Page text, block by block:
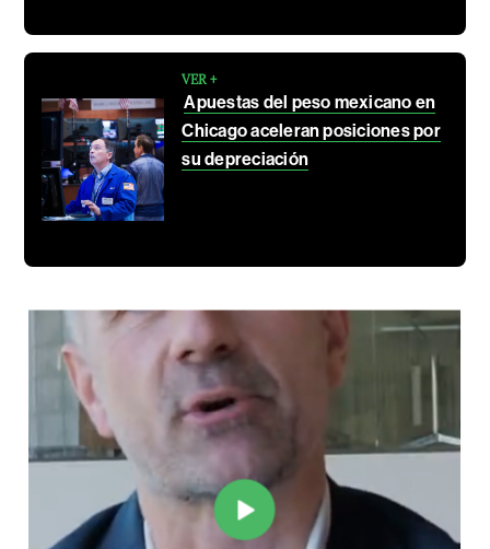
VER +
Apuestas del peso mexicano en
Chicago aceleran posiciones por
su depreciación